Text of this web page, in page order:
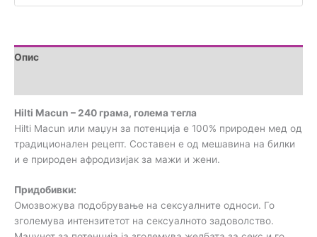
Опис
Hilti Macun – 240 грама, голема тегла
Hilti Macun или маџун за потенција е 100% природен мед од
традиционален рецепт. Составен е од мешавина на билки
и е природен афродизијак за мажи и жени.
Придобивки:
Омозвожува подобрување на сексуалните односи. Го
зголемува интензитетот на сексуалното задоволство.